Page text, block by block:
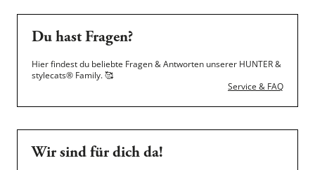
Du hast Fragen?
Hier findest du beliebte Fragen & Antworten unserer HUNTER &
stylecats® Family.🥰
Service & FAQ
Wir sind für dich da!